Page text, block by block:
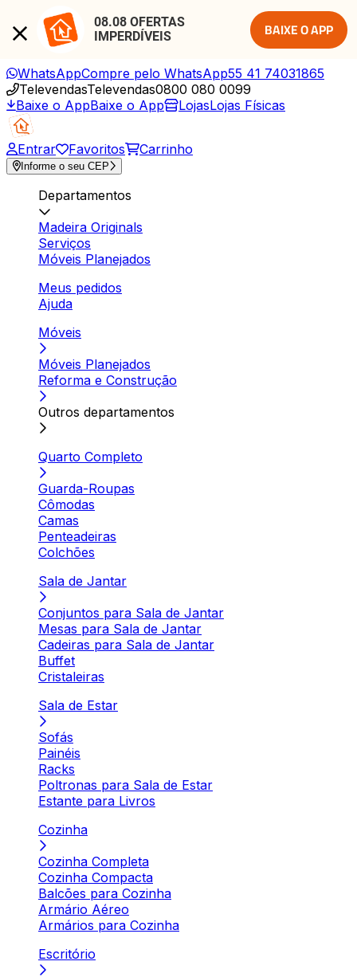
08.08 OFERTAS
IMPERDÍVEIS
BAIXE O APP
WhatsAppCompre pelo WhatsApp55 41 74031865
TelevendasTelevendas0800 080 0099
Baixe o AppBaixe o App LojasLojas Físicas
Entrar Favoritos Carrinho
Informe o seu CEP
Departamentos
Madeira Originals
Serviços
Móveis Planejados
Meus pedidos
Ajuda
Móveis
Móveis Planejados
Reforma e Construção
Outros departamentos
Quarto Completo
Guarda-Roupas
Cômodas
Camas
Penteadeiras
Colchões
Sala de Jantar
Conjuntos para Sala de Jantar
Mesas para Sala de Jantar
Cadeiras para Sala de Jantar
Buffet
Cristaleiras
Sala de Estar
Sofás
Painéis
Racks
Poltronas para Sala de Estar
Estante para Livros
Cozinha
Cozinha Completa
Cozinha Compacta
Balcões para Cozinha
Armário Aéreo
Armários para Cozinha
Escritório